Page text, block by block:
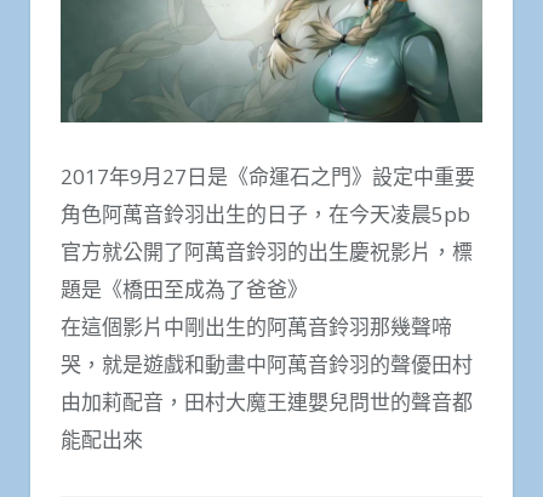
2017年9月27日是《命運石之門》設定中重要
角色阿萬音鈴羽出生的日子，在今天凌晨5pb
官方就公開了阿萬音鈴羽的出生慶祝影片，標
題是《橋田至成為了爸爸》
在這個影片中剛出生的阿萬音鈴羽那幾聲啼
哭，就是遊戲和動畫中阿萬音鈴羽的聲優田村
由加莉配音，田村大魔王連嬰兒問世的聲音都
能配出來